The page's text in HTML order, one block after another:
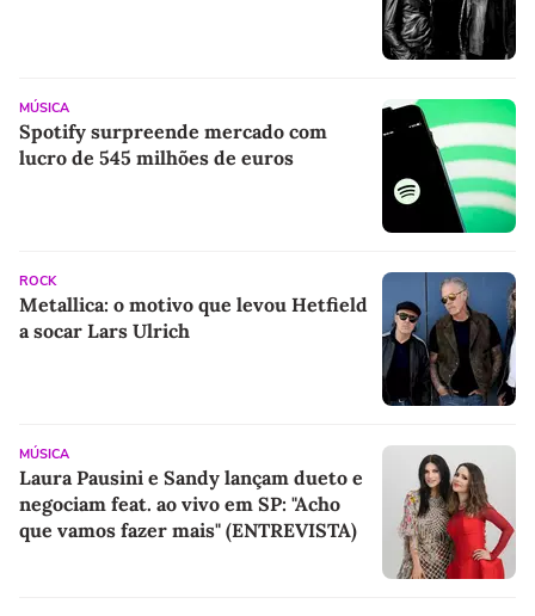
MÚSICA
Spotify surpreende mercado com
lucro de 545 milhões de euros
ROCK
Metallica: o motivo que levou Hetfield
a socar Lars Ulrich
MÚSICA
Laura Pausini e Sandy lançam dueto e
negociam feat. ao vivo em SP: "Acho
que vamos fazer mais" (ENTREVISTA)